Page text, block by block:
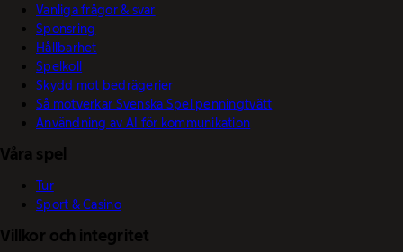
Vanliga frågor & svar
Sponsring
Hållbarhet
Spelkoll
Skydd mot bedrägerier
Så motverkar Svenska Spel penningtvätt
Användning av AI för kommunikation
Våra spel
Tur
Sport & Casino
Villkor och integritet